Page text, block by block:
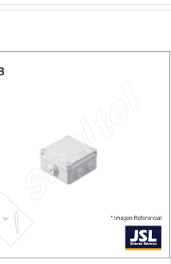
AGREGAR A COTIZACIÓN
DETALLES